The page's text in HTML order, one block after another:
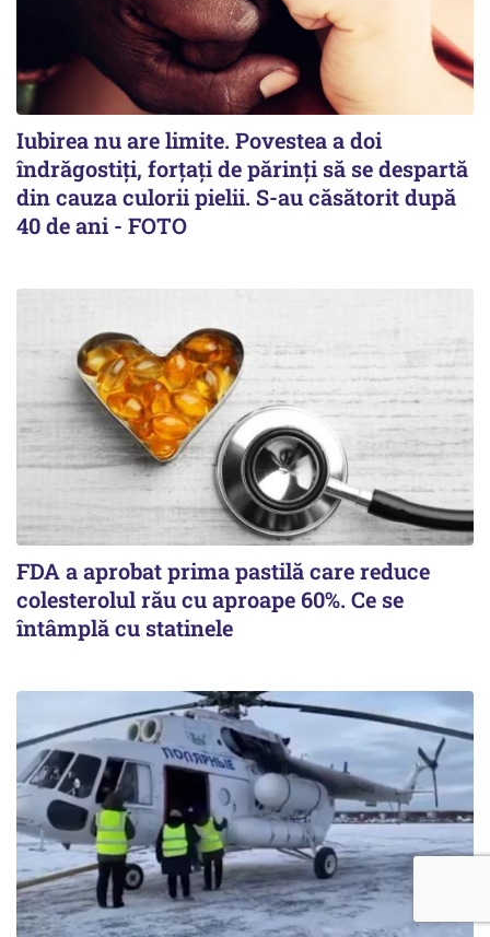
Iubirea nu are limite. Povestea a doi
îndrăgostiţi, forţaţi de părinţi să se despartă
din cauza culorii pielii. S-au căsătorit după
40 de ani - FOTO
FDA a aprobat prima pastilă care reduce
colesterolul rău cu aproape 60%. Ce se
întâmplă cu statinele